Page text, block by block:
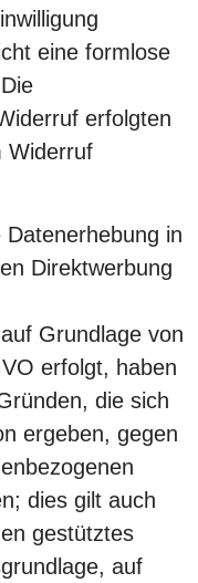
eine formlose
erfolgten
Widerruf
in
Direktwerbung
Grundlage von
erfolgt, haben
die sich
ergeben, gegen
dies gilt auch
gestütztes
auf